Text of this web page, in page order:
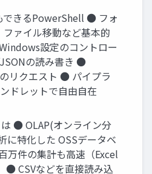
できるPowerShell ● フォ
ファイル移動など基本的
設定のコントロー
の読み書き ●
リクエスト ● パイプラ
ドレットで自由自在
● OLAP(オンライン分
に特化した OSSデータベ
万件の集計も高速（Excel
● CSVなどを直接読み込